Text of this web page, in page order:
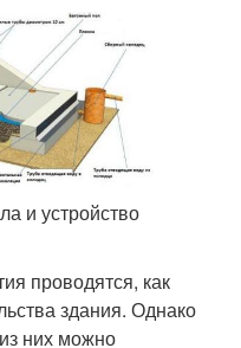
и устройство
проводятся, как
здания. Однако
них можно